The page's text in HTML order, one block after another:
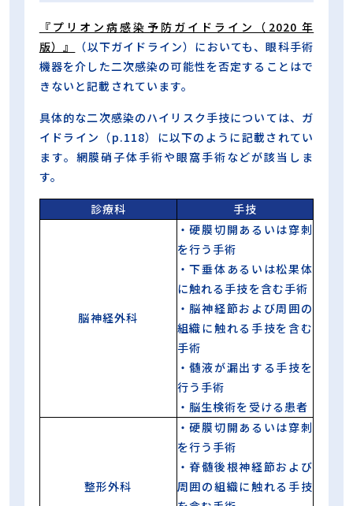
『プリオン病感染予防ガイドライン（2020 年
版）』
（以下ガイドライン）においても、眼科手術
機器を介した二次感染の可能性を否定することはで
きないと記載されています。
具体的な二次感染のハイリスク手技については、ガ
イドライン（p.118）に以下のように記載されてい
ます。網膜硝子体手術や眼窩手術などが該当しま
す。
診療科 手技
脳神経外科
・硬膜切開あるいは穿刺
を行う手術
・下垂体あるいは松果体
に触れる手技を含む手術
・脳神経節および周囲の
組織に触れる手技を含む
手術
・髄液が漏出する手技を
行う手術
・脳生検術を受ける患者
整形外科
・硬膜切開あるいは穿刺
を行う手術
・脊髄後根神経節および
周囲の組織に触れる手技